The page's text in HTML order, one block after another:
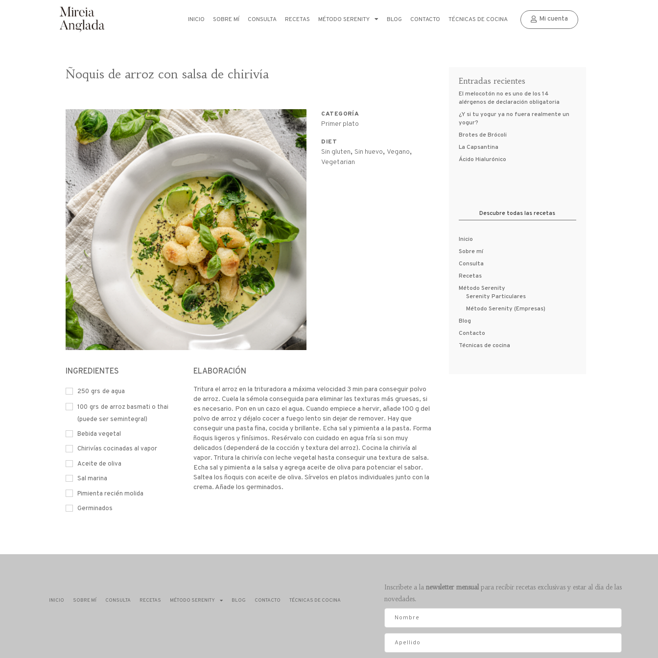
INICIO SOBRE MÍ CONSULTA RECETAS MÉTODO SERENITY BLOG CONTACTO TÉCNICAS DE COCINA Mi cuenta
Ñoquis de arroz con salsa de chirivía
CATEGORÍA
Primer plato
DIET
Sin gluten, Sin huevo, Vegano,
Vegetarian
INGREDIENTES
250 grs de agua
100 grs de arroz basmati o thai
(puede ser semintegral)
Bebida vegetal
Chirivías cocinadas al vapor
Aceite de oliva
Sal marina
Pimienta recién molida
Germinados
ELABORACIÓN
Tritura el arroz en la trituradora a máxima velocidad 3 min para conseguir polvo
de arroz. Cuela la sémola conseguida para eliminar las texturas más gruesas, si
es necesario. Pon en un cazo el agua. Cuando empiece a hervir, añade 100 g del
polvo de arroz y déjalo cocer a fuego lento sin dejar de remover. Hay que
conseguir una pasta fina, cocida y brillante. Echa sal y pimienta a la pasta. Forma
ñoquis ligeros y finísimos. Resérvalo con cuidado en agua fría si son muy
delicados (dependerá de la cocción y textura del arroz). Cocina la chirivía al
vapor. Tritura la chirivía con leche vegetal hasta conseguir una textura de salsa.
Echa sal y pimienta a la salsa y agrega aceite de oliva para potenciar el sabor.
Saltea los ñoquis con aceite de oliva. Sírvelos en platos individuales junto con la
crema. Añade los germinados.
Entradas recientes
El melocotón no es uno de los 14
alérgenos de declaración obligatoria
¿Y si tu yogur ya no fuera realmente un
yogur?
Brotes de Brócoli
La Capsantina
Ácido Hialurónico
Descubre todas las recetas
Inicio
Sobre mí
Consulta
Recetas
Método Serenity
Serenity Particulares
Método Serenity (Empresas)
Blog
Contacto
Técnicas de cocina
INICIO SOBRE MÍ CONSULTA RECETAS MÉTODO SERENITY BLOG CONTACTO TÉCNICAS DE COCINA
Inscríbete a la newsletter mensualpara recibir recetas exclusivas y estar al día de las
novedades.